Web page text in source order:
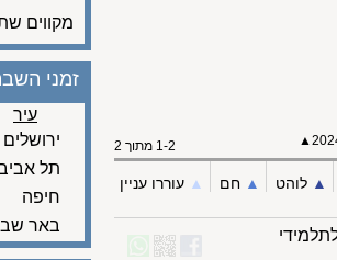
מקווים
▲
לוהט ▲︎ חם ▲︎ עוררו עניין
זמני השבת
עיר
ירושלים
תל אביב
חיפה
באר שבע